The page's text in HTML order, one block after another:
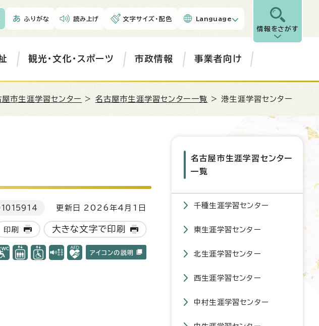
ふりがな 読み上げ 文字サイズ・配色 Language
情報をさがす
観光・文化・スポーツ 市政情報 事業者向け
屋市生涯学習センター > 名古屋市生涯学習センター一覧 > 港生涯学習センター
1015914 更新日 2026年4月1日
印刷 大きな文字で印刷
アイコンの説明
名古屋市生涯学習センター
一覧
千種生涯学習センター
東生涯学習センター
北生涯学習センター
西生涯学習センター
中村生涯学習センター